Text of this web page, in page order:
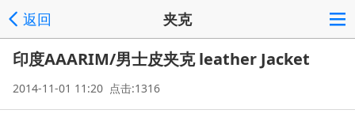
返回 夹克
印度AAARIM/男士皮夹克 leather Jacket
2014-11-01 11:20 点击:1316